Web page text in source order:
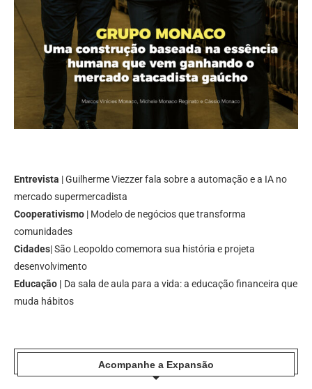
Entrevista | Guilherme Viezzer fala sobre a automação e a IA no
mercado supermercadista
Cooperativismo | Modelo de negócios que transforma
comunidades
Cidades| São Leopoldo comemora sua história e projeta
desenvolvimento
Educação | Da sala de aula para a vida: a educação financeira que
muda hábitos
Acompanhe a Expansão